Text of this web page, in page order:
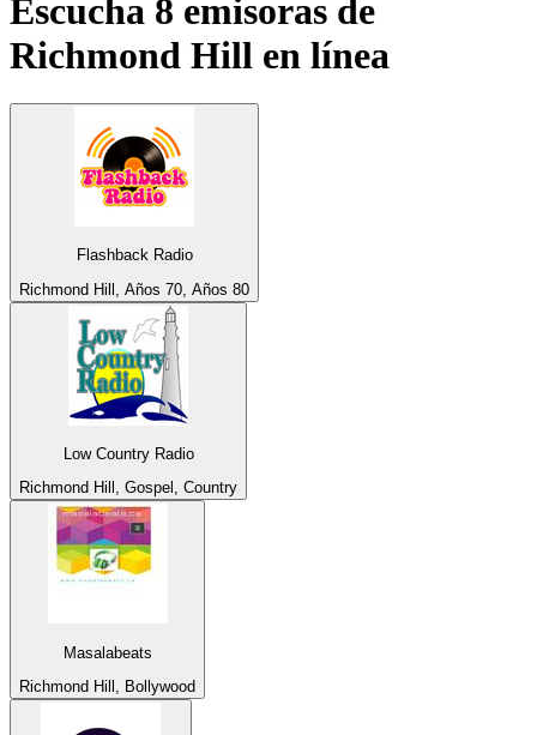
Escucha 8 emisoras de
Richmond Hill en línea
Flashback Radio
Richmond Hill, Años 70, Años 80
Low Country Radio
Richmond Hill, Gospel, Country
Masalabeats
Richmond Hill, Bollywood